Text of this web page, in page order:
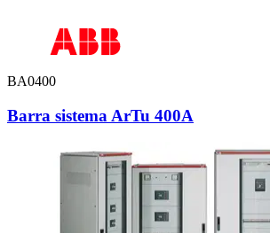
BA0400
Barra sistema ArTu 400A